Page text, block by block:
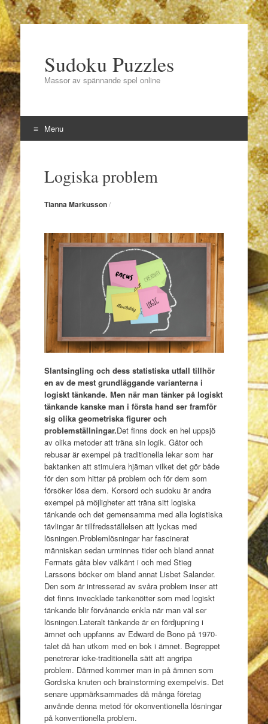
Sudoku Puzzles
Massor av spännande spel online
Menu
Logiska problem
Tianna Markusson/
Slantsingling och dess statistiska utfall tillhör
en av de mest grundläggande varianterna i
logiskt tänkande. Men när man tänker på logiskt
tänkande kanske man i första hand ser framför
sig olika geometriska figurer och
problemställningar.Det finns dock en hel uppsjö
av olika metoder att träna sin logik. Gåtor och
rebusar är exempel på traditionella lekar som har
baktanken att stimulera hjärnan vilket det gör både
för den som hittar på problem och för dem som
försöker lösa dem. Korsord och sudoku är andra
exempel på möjligheter att träna sitt logiska
tänkande och det gemensamma med alla logistiska
tävlingar är tillfredsställelsen att lyckas med
lösningen.Problemlösningar har fascinerat
människan sedan urminnes tider och bland annat
Fermats gåta blev välkänt i och med Stieg
Larssons böcker om bland annat Lisbet Salander.
Den som är intresserad av svåra problem inser att
det finns invecklade tankenötter som med logiskt
tänkande blir förvånande enkla när man väl ser
lösningen.Lateralt tänkande är en fördjupning i
ämnet och uppfanns av Edward de Bono på 1970-
talet då han utkom med en bok i ämnet. Begreppet
penetrerar icke-traditionella sätt att angripa
problem. Därmed kommer man in på ämnen som
Gordiska knuten och brainstorming exempelvis. Det
senare uppmärksammades då många företag
använde denna metod för okonventionella lösningar
på konventionella problem.